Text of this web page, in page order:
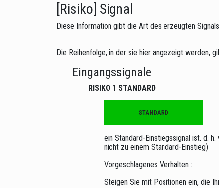
[Risiko] Signal
Diese Information gibt die Art des erzeugten
Die Reihenfolge, in der sie hier angezeigt werden,
Eingangssignale
RISIKO 1 STANDARD
ein Standard-Einstiegssignal ist, d.
nicht zu einem Standard-Einstieg)
Vorgeschlagenes Verhalten :
Steigen Sie mit Positionen ein, die